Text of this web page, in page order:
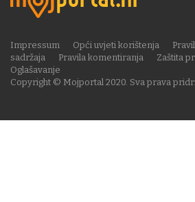
Copyright © Mojportal 2020. Sva prava
Impressum Opći uvjeti korištenja
sadržaja
Pravila komentiranja Zaštita
Oglašavanje